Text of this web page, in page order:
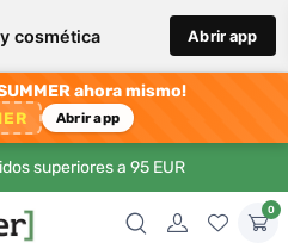
cosmética Abrir app
ahora mismo!
Abrir app
superiores a 95 EUR
0